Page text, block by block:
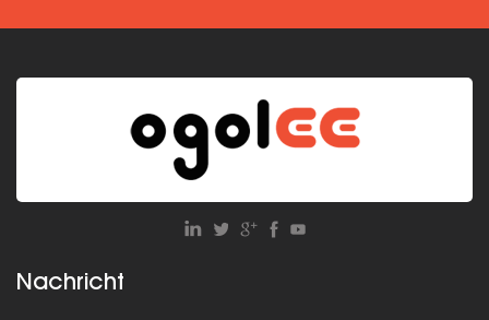
Nachricht
· So werden Sie alte Autositze los: Recyceln, spenden oder
wegwerfen?